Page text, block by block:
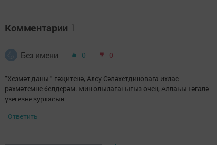
Комментарии
Без имени 0 0
"Хезмәт даны " гәҗитенә, Алсу Сәләхетдиновага ихлас
рәхмәтемне белдерәм. Мин олылаганыгыз өчен, Аллаһы Тәгалә
үзегезне зурласын.
Ответить